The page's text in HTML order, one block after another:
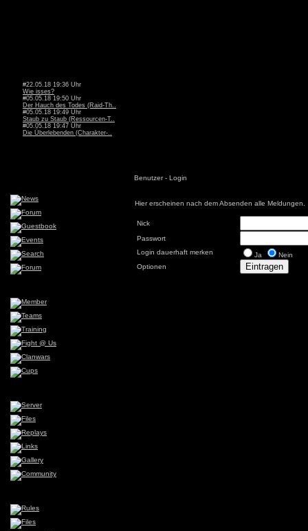
#22.05.18 19:36 Uhr
Wie isses?
#05.05.18 19:50 Uhr
Der Hauch des Todes (Raid-Th..
#05.05.18 19:49 Uhr
Staub zu Staub (Ressourcen-T..
#05.05.18 19:47 Uhr
Die Überlebenden (Charakter-..
Benutzer - Login
Hier erscheinen nach dem Absenden alle Meldungen.
Nick
Passwort
Login dauerhaft merken
Ja
Nein
Optionen